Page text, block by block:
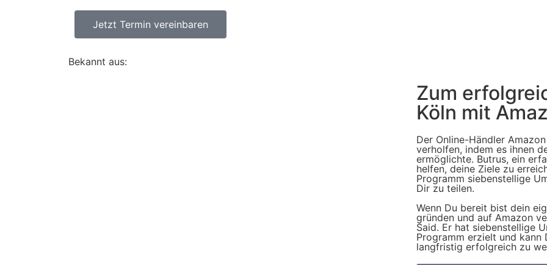
Jetzt Termin vereinbaren
Bekannt aus:
Zum
Köln mit
Der Online-Händler
verholfen, indem es ihnen
ermöglichte. Butrus, ein
helfen, deine Ziele zu
Programm siebenstellige
Dir zu teilen.
Wenn Du bereit bist dein
gründen und auf Amazon
Said. Er hat siebenstellige
Programm erzielt und kann
langfristig erfolgreich zu